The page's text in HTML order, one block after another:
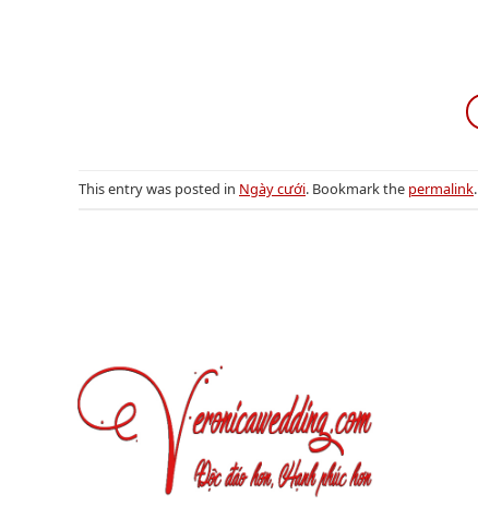
This entry was posted in Ngày cưới. Bookmark the permalink.